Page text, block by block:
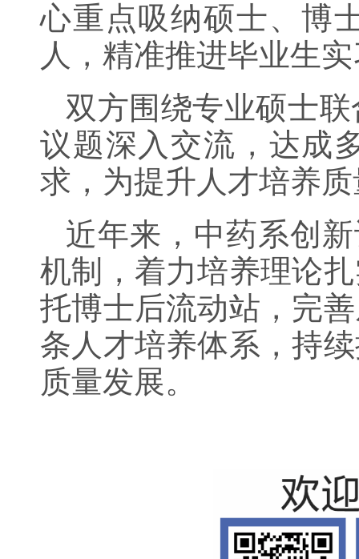
心重点吸纳硕士、博
人，精准推进毕业生
双方围绕专业硕士
议题深入交流，达成
求，为提升人才培养
近年来，中药系创
机制，着力培养理论
托博士后流动站，完
条人才培养体系，持
质量发展。